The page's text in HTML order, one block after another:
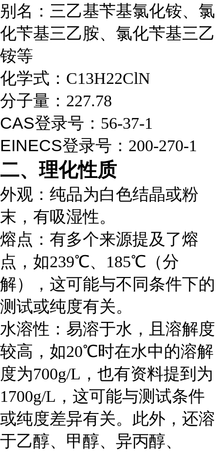
别名 ：三乙基苄基氯化铵、氯
化苄基三乙胺、氯化苄基三乙
铵等
化学式 ：C13H22ClN
分子量 ：227.78
CAS登录号 ：56-37-1
EINECS登录号 ：200-270-1
二、理化性质
外观 ：纯品为白色结晶或粉
末，有吸湿性。
熔点 ：有多个来源提及了熔
点，如239℃、185℃（分
解），这可能与不同条件下的
测试或纯度有关。
水溶性 ：易溶于水，且溶解度
较高，如20℃时在水中的溶解
度为700g/L，也有资料提到为
1700g/L，这可能与测试条件
或纯度差异有关。此外，还溶
于乙醇、甲醇、异丙醇、